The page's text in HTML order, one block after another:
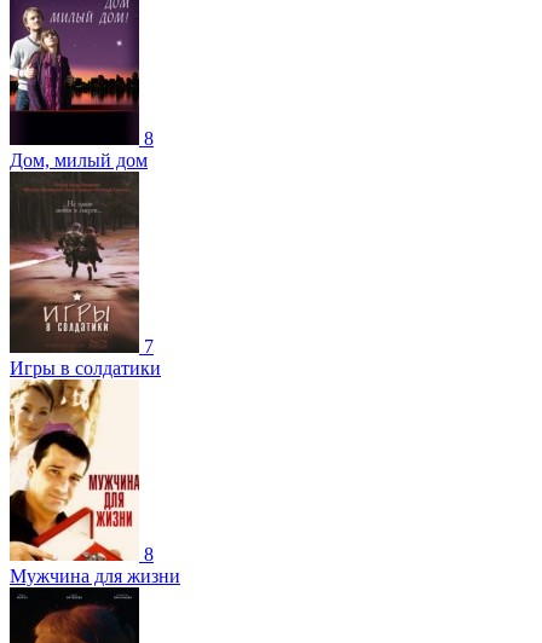
8
Дом, милый дом
7
Игры в солдатики
8
Мужчина для жизни